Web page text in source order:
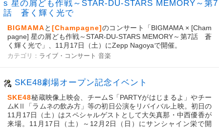
s 星の屑ども作戦～STAR-DU-STARS MEMORY～第7
話 蒼く輝く光で
BIGMAMAと [Champagne]のコンサート「BIGMAMA × [Cham
pagne] 星の屑ども作戦～STAR-DU-STARS MEMORY～第7話 蒼
く輝く光で」、11月17日（土）にZepp Nagoyaで開催。
カテゴリ： ライブ・コンサート 音楽
SKE48劇場オープン記念イベント
SKE48秘蔵映像上映会、チームS「PARTYがはじまるよ」やチー
ムKⅡ「ラムネの飲み方」等の初日公演をリバイバル上映。初日の
11月17日（土）はスペシャルゲストとして大矢真那・中西優香が
来場。11月17日（土）～12月2日（日）にサンシャイン栄で開